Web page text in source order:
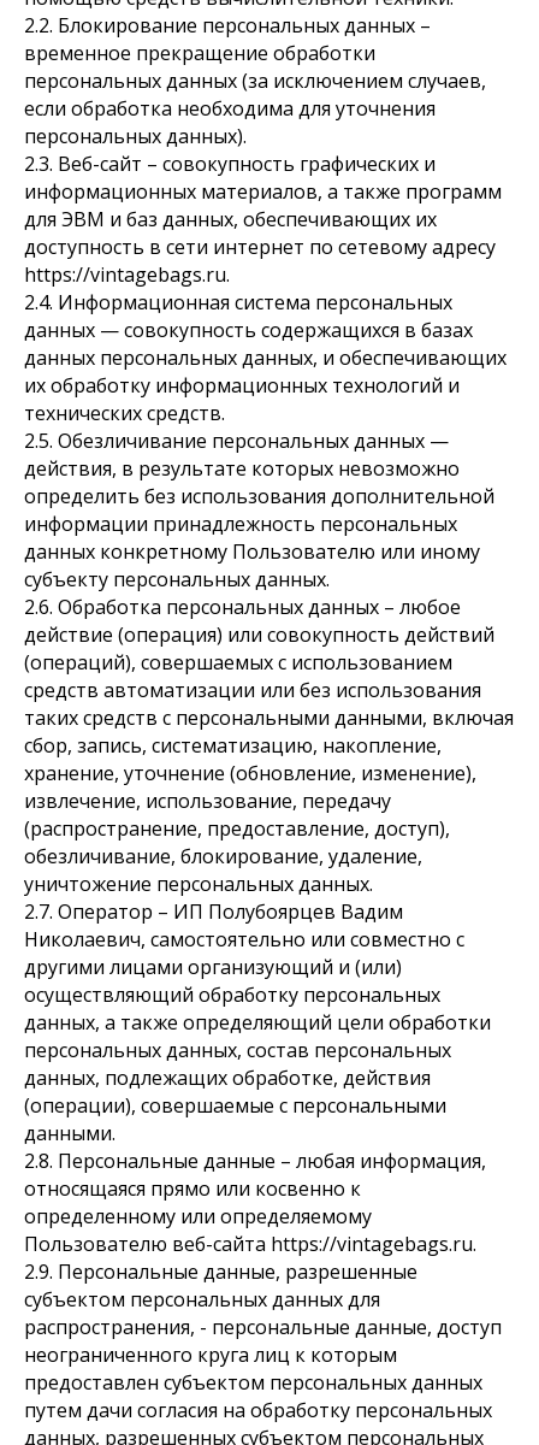
2.2. Блокирование персональных данных –
временное прекращение обработки
персональных данных (за исключением случаев,
если обработка необходима для уточнения
персональных данных).
2.3. Веб-сайт – совокупность графических и
информационных материалов, а также программ
для ЭВМ и баз данных, обеспечивающих их
доступность в сети интернет по сетевому адресу
https://vintagebags.ru.
2.4. Информационная система персональных
данных — совокупность содержащихся в базах
данных персональных данных, и обеспечивающих
их обработку информационных технологий и
технических средств.
2.5. Обезличивание персональных данных —
действия, в результате которых невозможно
определить без использования дополнительной
информации принадлежность персональных
данных конкретному Пользователю или иному
субъекту персональных данных.
2.6. Обработка персональных данных – любое
действие (операция) или совокупность действий
(операций), совершаемых с использованием
средств автоматизации или без использования
таких средств с персональными данными, включая
сбор, запись, систематизацию, накопление,
хранение, уточнение (обновление, изменение),
извлечение, использование, передачу
(распространение, предоставление, доступ),
обезличивание, блокирование, удаление,
уничтожение персональных данных.
2.7. Оператор – ИП Полубоярцев Вадим
Николаевич, самостоятельно или совместно с
другими лицами организующий и (или)
осуществляющий обработку персональных
данных, а также определяющий цели обработки
персональных данных, состав персональных
данных, подлежащих обработке, действия
(операции), совершаемые с персональными
данными.
2.8. Персональные данные – любая информация,
относящаяся прямо или косвенно к
определенному или определяемому
Пользователю веб-сайта https://vintagebags.ru.
2.9. Персональные данные, разрешенные
субъектом персональных данных для
распространения, - персональные данные, доступ
неограниченного круга лиц к которым
предоставлен субъектом персональных данных
путем дачи согласия на обработку персональных
данных, разрешенных субъектом персональных